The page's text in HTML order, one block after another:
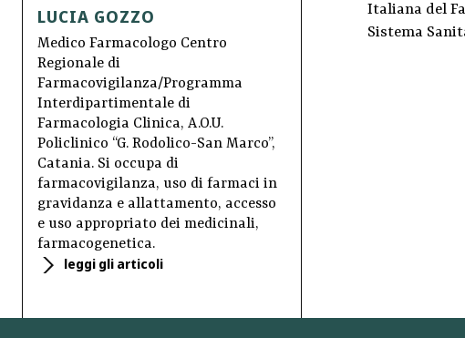
LUCIA GOZZO
Medico Farmacologo Centro
Regionale di
Farmacovigilanza/Programma
Interdipartimentale di
Farmacologia Clinica, A.O.U.
Policlinico “G. Rodolico-San Marco”,
Catania. Si occupa di
farmacovigilanza, uso di farmaci in
gravidanza e allattamento, accesso
e uso appropriato dei medicinali,
farmacogenetica.
leggi gli articoli
Italiana del
Sistema